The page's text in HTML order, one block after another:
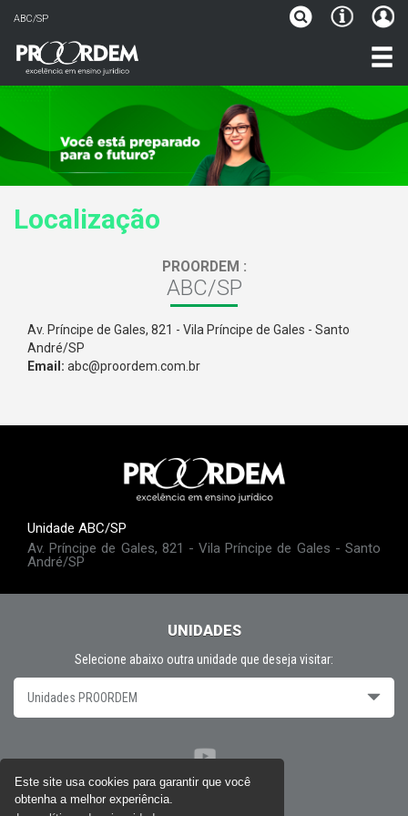
Este site usa cookies para garantir que você
obtenha a melhor experiência.
ABC/SP
Localização
PROORDEM :
ABC/SP
Av. Príncipe de Gales, 821 - Vila Príncipe de Gales - Santo
André/SP
Email: abc@proordem.com.br
Unidade ABC/SP
Av. Príncipe de Gales, 821 - Vila Príncipe de Gales - Santo
André/SP
UNIDADES
Selecione abaixo outra unidade que deseja visitar:
Unidades PROORDEM